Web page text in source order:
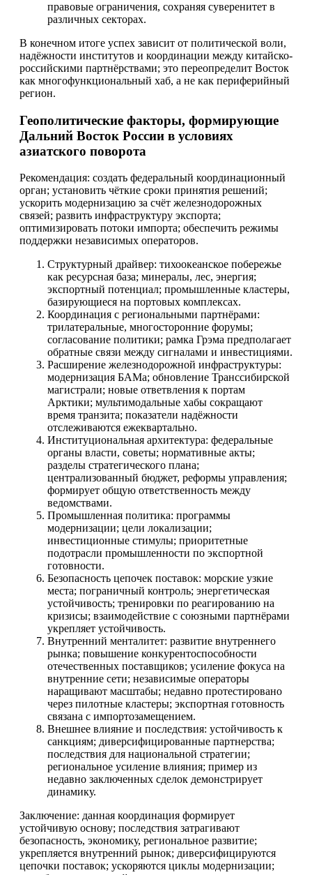
правовые ограничения, сохраняя суверенитет в
различных секторах.
В конечном итоге успех зависит от политической воли,
надёжности институтов и координации между китайско-
российскими партнёрствами; это переопределит Восток
как многофункциональный хаб, а не как периферийный
регион.
Геополитические факторы, формирующие
Дальний Восток России в условиях
азиатского поворота
Рекомендация: создать федеральный координационный
орган; установить чёткие сроки принятия решений;
ускорить модернизацию за счёт железнодорожных
связей; развить инфраструктуру экспорта;
оптимизировать потоки импорта; обеспечить режимы
поддержки независимых операторов.
Структурный драйвер: тихоокеанское побережье
как ресурсная база; минералы, лес, энергия;
экспортный потенциал; промышленные кластеры,
базирующиеся на портовых комплексах.
Координация с региональными партнёрами:
трилатеральные, многосторонние форумы;
согласование политики; рамка Грэма предполагает
обратные связи между сигналами и инвестициями.
Расширение железнодорожной инфраструктуры:
модернизация БАМа; обновление Транссибирской
магистрали; новые ответвления к портам
Арктики; мультимодальные хабы сокращают
время транзита; показатели надёжности
отслеживаются ежеквартально.
Институциональная архитектура: федеральные
органы власти, советы; нормативные акты;
разделы стратегического плана;
централизованный бюджет, реформы управления;
формирует общую ответственность между
ведомствами.
Промышленная политика: программы
модернизации; цели локализации;
инвестиционные стимулы; приоритетные
подотрасли промышленности по экспортной
готовности.
Безопасность цепочек поставок: морские узкие
места; пограничный контроль; энергетическая
устойчивость; тренировки по реагированию на
кризисы; взаимодействие с союзными партнёрами
укрепляет устойчивость.
Внутренний менталитет: развитие внутреннего
рынка; повышение конкурентоспособности
отечественных поставщиков; усиление фокуса на
внутренние сети; независимые операторы
наращивают масштабы; недавно протестировано
через пилотные кластеры; экспортная готовность
связана с импортозамещением.
Внешнее влияние и последствия: устойчивость к
санкциям; диверсифицированные партнерства;
последствия для национальной стратегии;
региональное усиление влияния; пример из
недавно заключенных сделок демонстрирует
динамику.
Заключение: данная координация формирует
устойчивую основу; последствия затрагивают
безопасность, экономику, региональное развитие;
укрепляется внутренний рынок; диверсифицируются
цепочки поставок; ускоряются циклы модернизации;